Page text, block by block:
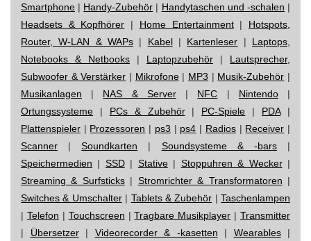
Smartphone | Handy-Zubehör | Handytaschen und -schalen |
Headsets & Kopfhörer | Home Entertainment| Hotspots,
Router, W-LAN & WAPs | Kabel| Kartenleser | Laptops,
Notebooks & Netbooks | Laptopzubehör | Lautsprecher,
Subwoofer & Verstärker | Mikrofone| MP3 | Musik-Zubehör |
Musikanlagen | NAS & Server| NFC | Nintendo|
Ortungssysteme | PCs & Zubehör| PC-Spiele | PDA|
Plattenspieler | Prozessoren | ps3 | ps4 | Radios| Receiver |
Scanner |Soundkarten | Soundsysteme & -bars|
Speichermedien | SSD| Stative| Stoppuhren & Wecker|
Streaming & Surfsticks| Stromrichter & Transformatoren |
Switches & Umschalter| Tablets & Zubehör | Taschenlampen
| Telefon | Touchscreen |Tragbare Musikplayer | Transmitter
| Übersetzer| Videorecorder & -kasetten | Wearables|